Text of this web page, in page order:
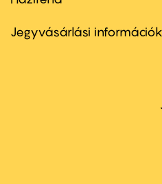
Footer
second
Jegyvásárlási információk